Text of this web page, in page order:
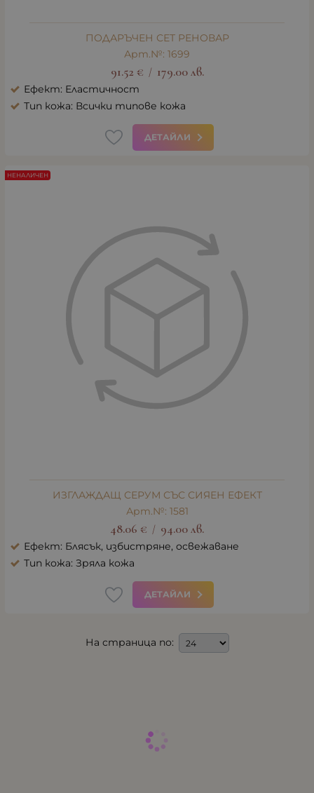
ПОДАРЪЧЕН СЕТ РЕНОВАР
Арт.№: 1699
91.52 € / 179.00 лв.
Ефект: Еластичност
Тип кожа: Всички типове кожа
ДЕТАЙЛИ
ИЗГЛАЖДАЩ СЕРУМ СЪС СИЯЕН ЕФЕКТ
Арт.№: 1581
48.06 € / 94.00лв.
Ефект: Блясък, избистряне, освежаване
Тип кожа: Зряла кожа
ДЕТАЙЛИ
НЕНАЛИЧЕН
На страница по: